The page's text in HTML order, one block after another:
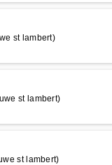
st lambert)
st lambert)
st lambert)